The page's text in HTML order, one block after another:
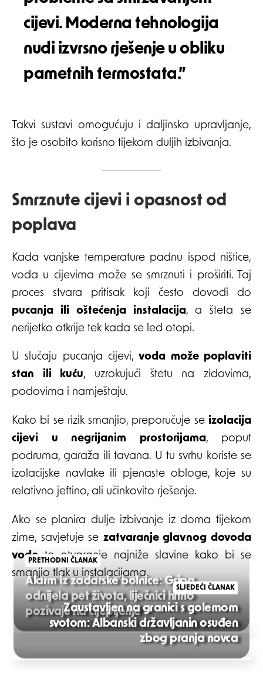
cijevi. Moderna tehnologija
nudi izvrsno rješenje u obliku
pametnih termostata.”
Takvi sustavi omogućuju i daljinsko upravljanje,
što je osobito korisno tijekom duljih izbivanja.
Smrznute cijevi i opasnost od
poplava
Kada vanjske temperature padnu ispod ništice,
voda u cijevima može se smrznuti i proširiti. Taj
proces stvara pritisak koji često dovodi do
pucanja ili oštećenja instalacija, a šteta se
nerijetko otkrije tek kada se led otopi.
U slučaju pucanja cijevi,voda može poplaviti
stan ili kuću, uzrokujući štetu na zidovima,
podovima i namještaju.
Kako bi se rizik smanjio, preporučuje se izolacija
cijevi u negrijanim prostorijama, poput
podruma, garaža ili tavana. U tu svrhu koriste se
izolacijske navlake ili pjenaste obloge, koje su
relativno jeftino, ali učinkovito rješenje.
Ako se planira dulje izbivanje iz doma tijekom
zime, savjetuje se zatvaranje glavnog dovoda
vodete otvaranje najniže slavine kako bi se
smanjio tlak u instalacijama.
Post
navigation
PRETHODNI ČLANAK
Alarm iz zadarske bolnice: Gripa
odnijela pet života, liječnici hitno
pozivaju na cijepljenje
SLJEDEĆI ČLANAK
Zaustavljen na granici s golemom
svotom: Albanski državljanin osuđen
zbog pranja novca